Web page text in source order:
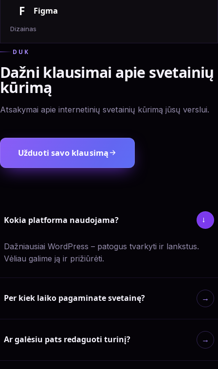
F Figma
Dizainas
DUK
Dažni klausimai apie svetainių
kūrimą
Atsakymai apie internetinių svetainių kūrimą jūsų verslui.
Užduoti savo klausimą
Kokia platforma naudojama? →
Dažniausiai WordPress – patogus tvarkyti ir lankstus.
Vėliau galime ją ir prižiūrėti.
Per kiek laiko pagaminate svetainę? →
Ar galėsiu pats redaguoti turinį? →